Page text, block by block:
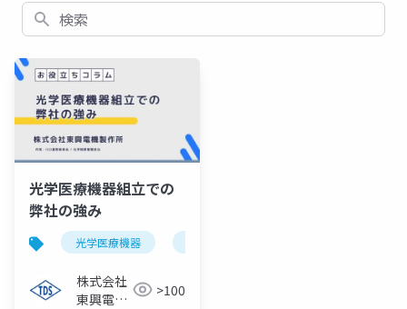
検索
光学医療機器組立での
弊社の強み
光学医療機器
株式会社
東興電機
>100